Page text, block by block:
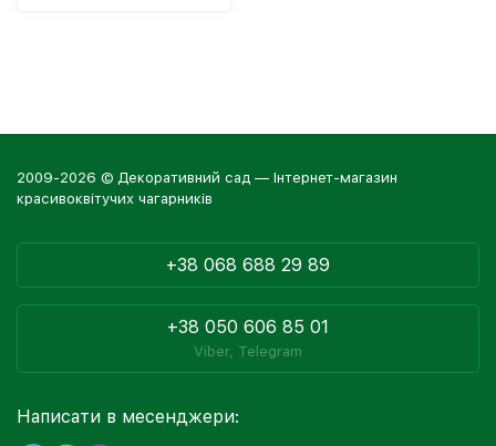
2009-2026 © Декоративний сад — Інтернет-магазин
красивоквітучих чагарників
+38 068 688 29 89
+38 050 606 85 01
Viber, Telegram
Написати в месенджери: